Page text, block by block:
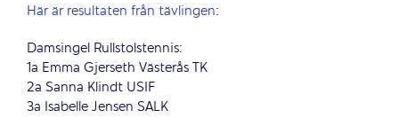
Här är resultaten från tävlingen:
Damsingel Rullstolstennis:
1a Emma Gjerseth Västerås TK
2a Sanna Klindt USIF
3a Isabelle Jensen SALK